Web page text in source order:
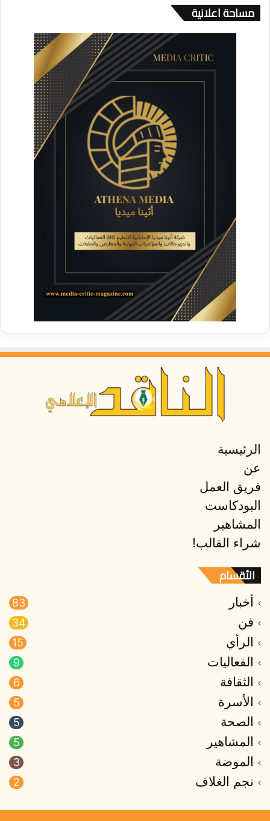
مساحة اعلانية
الرئيسية
عن
فريق العمل
البودكاست
المشاهير
شراء القالب!
الأقسام
أخبار 83
فن 34
الرأي 15
الفعاليات 9
الثقافة 6
الأسرة 5
الصحة 5
المشاهير 5
الموضة 3
نجم الغلاف 2